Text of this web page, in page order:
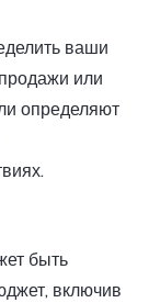
ваши
или
определяют
быть
включив